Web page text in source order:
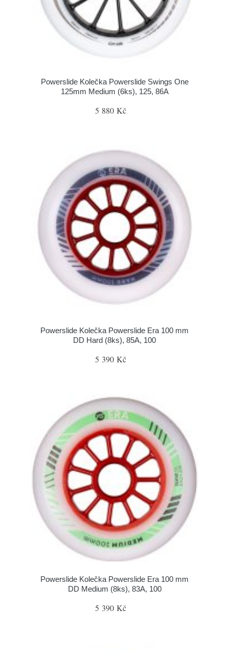
Powerslide Kolečka Powerslide Swings One
125mm Medium (6ks), 125, 86A
5 880 Kč
Powerslide Kolečka Powerslide Era 100 mm
DD Hard (8ks), 85A, 100
5 390 Kč
Powerslide Kolečka Powerslide Era 100 mm
DD Medium (8ks), 83A, 100
5 390 Kč